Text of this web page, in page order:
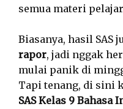
semua materi
Biasanya, hasil SAS
rapor, jadi nggak
mulai panik di
Tapi tenang, di sini
SAS Kelas 9 Bahasa